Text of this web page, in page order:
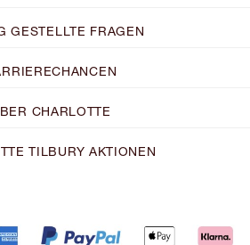
GESTELLTE FRAGEN
CHARLOTTE
TILBURY AKTIONEN